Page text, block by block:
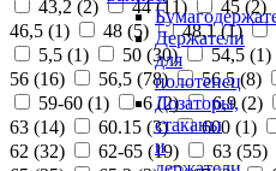
Держатели
для
полотенец
Дозаторы,
стаканы
и
43,2 (2) 44 (11) 45 (2)
46,5 (1) 48 (5) 48,1 (1)
5,5 (1) 50 (30) 54,5 (1)
56 (16) 56,5 (78) 56.5 (8)
59-60 (1) 6 (2) 6,9 (2)
63 (14) 60.15 (3) 600 (1)
62 (32) 62-65 (19) 63 (55)